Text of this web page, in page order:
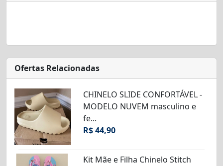
Ofertas Relacionadas
CHINELO SLIDE CONFORTÁVEL -
MODELO NUVEM masculino e
fe...
R$ 44,90
Kit Mãe e Filha Chinelo Stitch